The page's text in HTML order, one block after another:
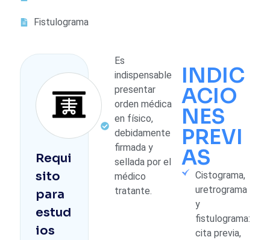
Fistulograma
Requi
sito
para
estud
ios
Es
indispensable
presentar
orden médica
en físico,
debidamente
firmada y
sellada por el
médico
tratante.
INDIC
ACIO
NES
PREVI
AS
Cistograma,
uretrograma
y
fistulograma:
cita previa,